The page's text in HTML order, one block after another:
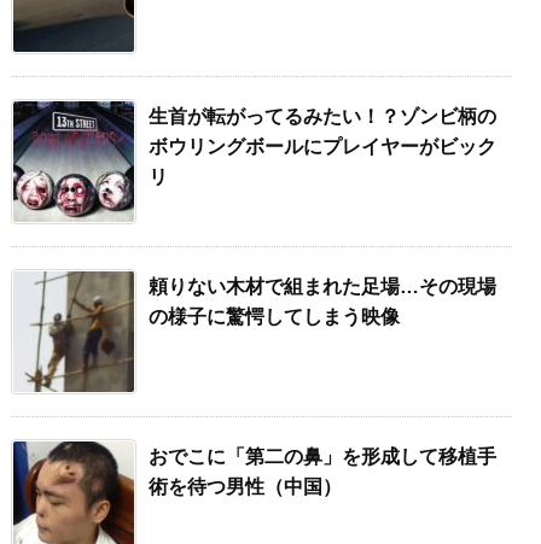
生首が転がってるみたい！？ゾンビ柄の
ボウリングボールにプレイヤーがビック
リ
頼りない木材で組まれた足場…その現場
の様子に驚愕してしまう映像
おでこに「第二の鼻」を形成して移植手
術を待つ男性（中国）